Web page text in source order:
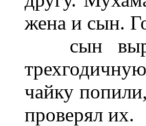
жена и сын.
сын
чайку
проверял их.